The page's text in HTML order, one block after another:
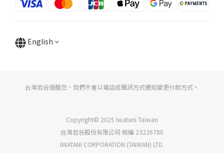
English
台灣岩谷提醒您，我們不會以電話或簡訊方式通知變更付款方式。
Copyright© 2025 Iwatani Taiwan
台灣岩谷股份有限公司 統編 23226780
IWATANI CORPORATION (TAIWAN) LTD.